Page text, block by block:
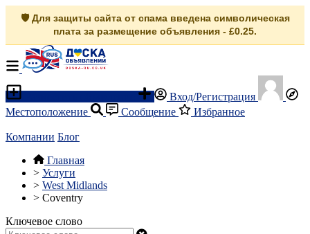
🛡️ Для защиты сайта от спама введена символическая
плата за размещение объявления - £0.25.
Вход/Регистрация
Местоположение
Сообщение Избранное
Компании Блог
Главная
> Услуги
> West Midlands
> Coventry
Ключевое слово